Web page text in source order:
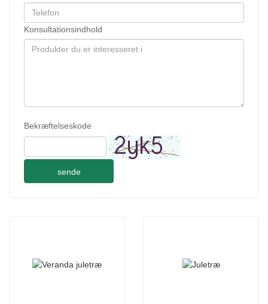
Konsultationsindhold
Bekræftelseskode
sende